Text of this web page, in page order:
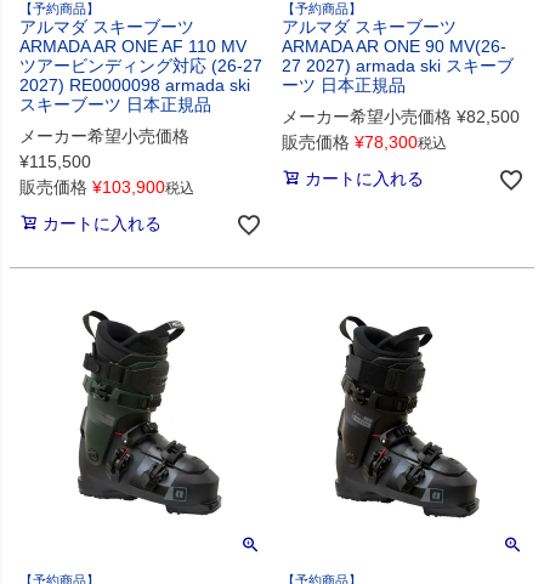
【予約商品】
アルマダ スキーブーツ
ARMADA AR ONE AF 110 MV
ツアービンディング対応 (26-27
2027) RE0000098 armada ski
スキーブーツ 日本正規品
メーカー希望小売価格
¥115,500
販売価格 ¥103,900税込
カートに入れる
【予約商品】
アルマダ スキーブーツ
ARMADA AR ONE 90 MV(26-
27 2027) armada ski スキーブ
ーツ 日本正規品
メーカー希望小売価格 ¥82,500
販売価格 ¥78,300税込
カートに入れる
【予約商品】 【予約商品】